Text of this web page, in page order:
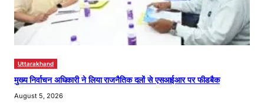
Uttarakhand
मुख्य निर्वाचन अधिकारी ने लिया राजनैतिक दलों से एसआईआर पर फीडबैक
August 5, 2026